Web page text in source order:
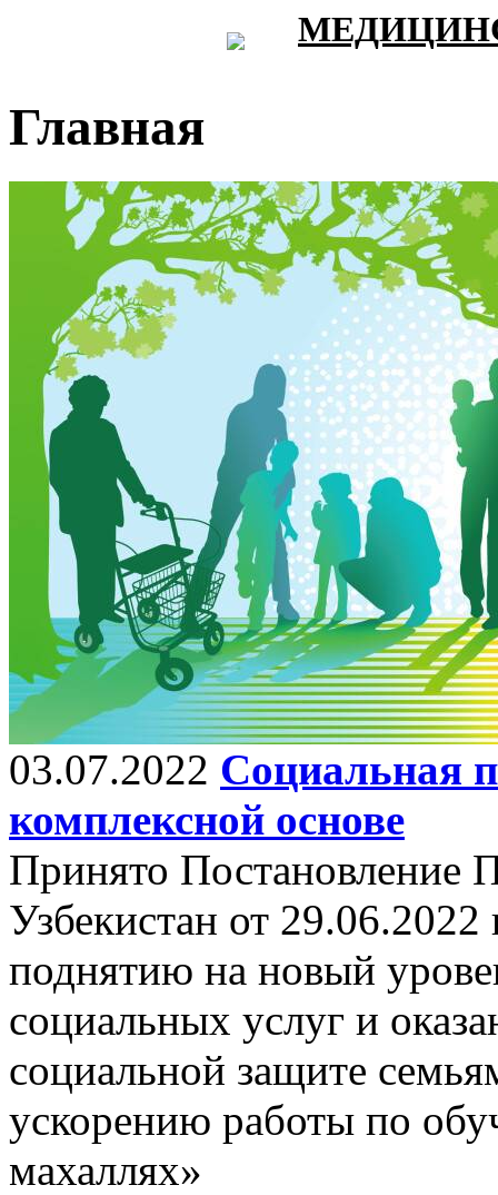
Главная
03.07.2022 Социальная
комплексной основе
Принято Постановление
Узбекистан от
поднятию на новый
социальных услуг и
социальной защите
ускорению работы по
махаллях»